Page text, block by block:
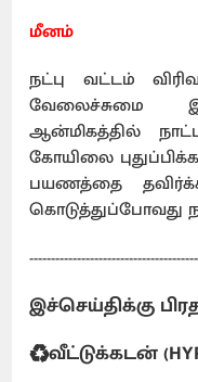
மீனம்
நட்பு வட்டம்
வேலைச்சுமை
ஆன்மிகத்தில்
கோயிலை
பயணத்தை
கொடுத்துப்போவது
இச்செய்திக்கு
♻️வீட்டுக்கடன்